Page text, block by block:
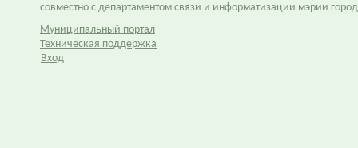
совместно с департаментом связи и информатизации мэрии
Муниципальный портал
Техническая поддержка
Вход